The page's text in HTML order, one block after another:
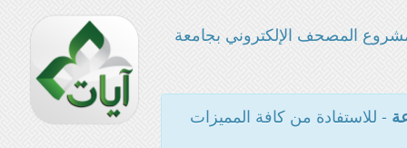
المصحف الإلكتروني بجامعة
- للاستفادة من كافة المميزات